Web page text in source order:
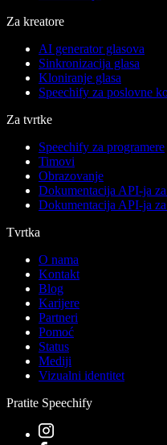
Za kreatore
AI generator glasova
Sinkronizacija glasa
Kloniranje glasa
Speechify za poslovne
Za tvrtke
Speechify za programere
Timovi
Obrazovanje
Dokumentacija API-ja
Dokumentacija API-ja
Tvrtka
O nama
Kontakt
Blog
Karijere
Partneri
Pomoć
Status
Mediji
Vizualni identitet
Pratite Speechify